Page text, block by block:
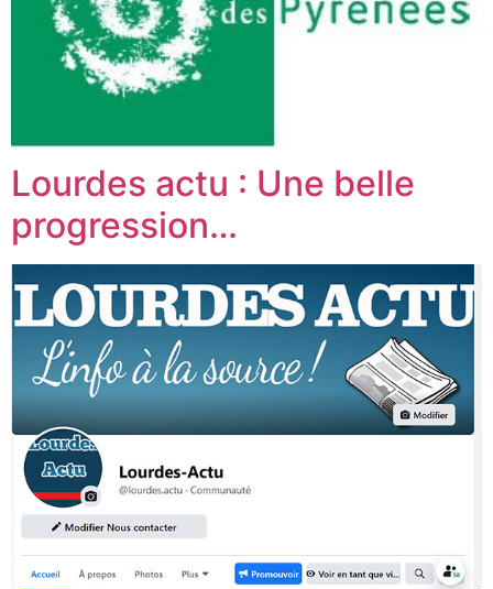
Lourdes actu : Une belle
progression…